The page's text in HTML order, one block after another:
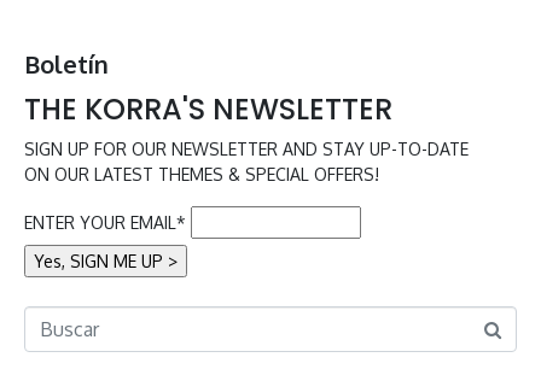
Boletín
THE KORRA'S NEWSLETTER
SIGN UP FOR OUR NEWSLETTER AND STAY UP-TO-DATE
ON OUR LATEST THEMES & SPECIAL OFFERS!
ENTER YOUR EMAIL*